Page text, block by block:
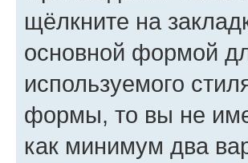
щёлкните на
основной формой
используемого
формы, то вы не
как минимум два